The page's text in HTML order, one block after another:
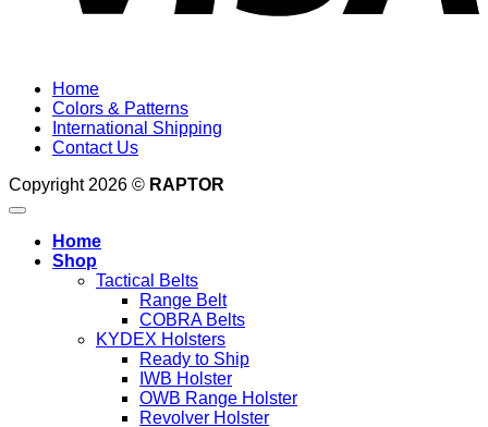
Home
Colors & Patterns
International Shipping
Contact Us
Copyright 2026 © RAPTOR
Home
Shop
Tactical Belts
Range Belt
COBRA Belts
KYDEX Holsters
Ready to Ship
IWB Holster
OWB Range Holster
Revolver Holster